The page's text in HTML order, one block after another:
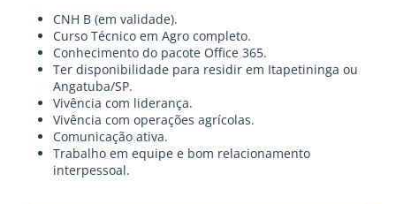
CNH B (em validade).
Curso Técnico em Agro completo.
Conhecimento do pacote Office 365.
Ter disponibilidade para residir em Itapetininga ou
Angatuba/SP.
Vivência com liderança.
Vivência com operações agrícolas.
Comunicação ativa.
Trabalho em equipe e bom relacionamento
interpessoal.